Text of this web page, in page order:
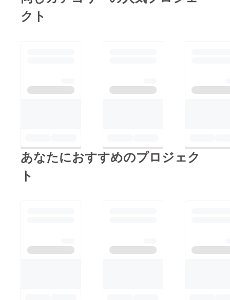
クト
あなたにおすすめのプロジェク
ト